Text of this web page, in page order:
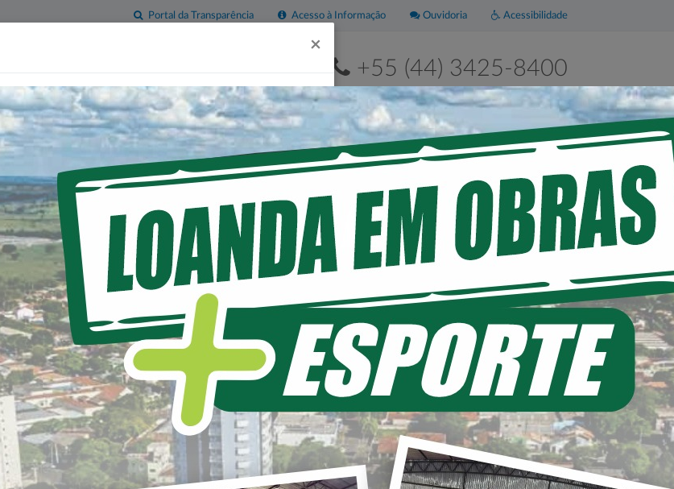
Acessibilidade
Ouvidoria
Acesso à Informação
Portal da Transparência
+55 (44) 3425-8400
2ª a 6ª de 8h às 11h30 e das 13h às 17h30
Servidor Contatos
Sala do
Empreendedor
Municipais
Portal da
Transparência
FROTA DA HISTORIA DE LOANDA
LEIA MAIS
×